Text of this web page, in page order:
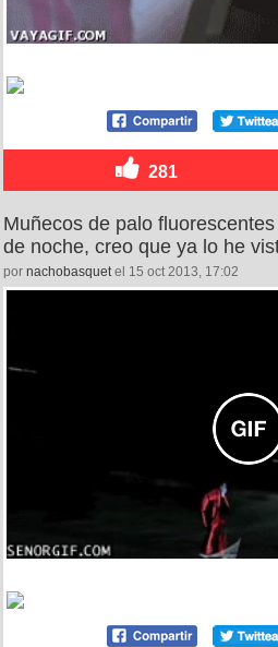
281
Muñecos de palo
de noche, creo que ya lo he
por nachobasquetel 15 oct 2013, 17:02